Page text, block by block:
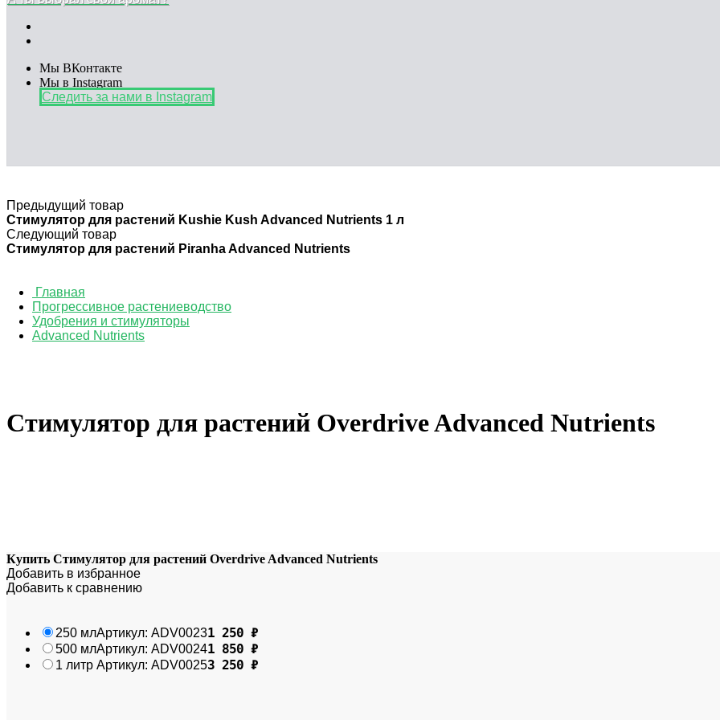
Мы ВКонтакте
Мы в Instagram
Следить за нами в Instagram
Предыдущий товар
Стимулятор для растений Kushie Kush Advanced Nutrients 1 л
Следующий товар
Стимулятор для растений Piranha Advanced Nutrients
Главная
Прогрессивное растениеводство
Удобрения и стимуляторы
Advanced Nutrients
Стимулятор для растений Overdrive Advanced Nutrients
Купить Стимулятор для растений Overdrive Advanced Nutrients
Добавить в избранное
Добавить к сравнению
250 млАртикул: ADV00231 250 ₽
500 млАртикул: ADV00241 850 ₽
1 литр Артикул: ADV00253 250 ₽